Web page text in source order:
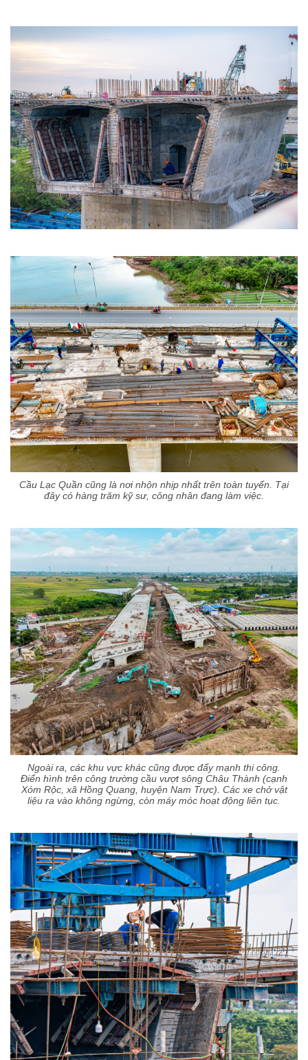
Cầu Lạc Quần cũng là nơi nhộn nhịp nhất trên toàn tuyến. Tại
đây có hàng trăm kỹ sư, công nhân đang làm việc.
Ngoài ra, các khu vực khác cũng được đẩy mạnh thi công.
Điển hình trên công trường cầu vượt sông Châu Thành (cạnh
Xóm Rộc, xã Hồng Quang, huyện Nam Trực). Các xe chở vật
liệu ra vào không ngừng, còn máy móc hoạt động liên tục.